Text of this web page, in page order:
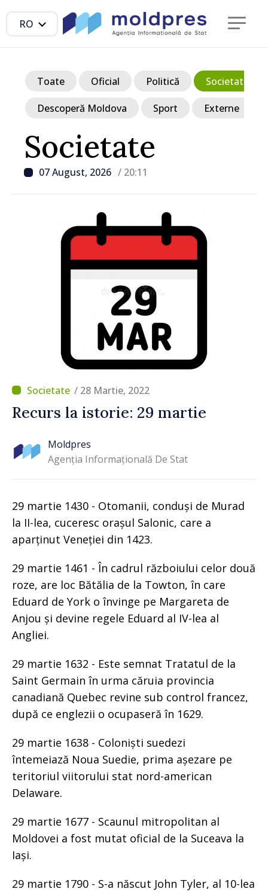
RO
Societate
07 August, 2026 / 20:11
Toate Oficial Politică Societate
Descoperă Moldova Sport Externe
/ 28 Martie, 2022
Recurs la istorie: 29 martie
Moldpres
Agenția Informațională De Stat
29 martie 1430 - Otomanii, conduși de Murad
la II-lea, cuceresc orașul Salonic, care a
aparținut Veneției din 1423.
29 martie 1461 - În cadrul războiului celor două
roze, are loc Bătălia de la Towton, în care
Eduard de York o învinge pe Margareta de
Anjou și devine regele Eduard al IV-lea al
Angliei.
29 martie 1632 - Este semnat Tratatul de la
Saint Germain în urma căruia provincia
canadiană Quebec revine sub control francez,
după ce englezii o ocupaseră în 1629.
29 martie 1638 - Coloniști suedezi
întemeiază Noua Suedie, prima așezare pe
teritoriul viitorului stat nord-american
Delaware.
29 martie 1677 - Scaunul mitropolitan al
Moldovei a fost mutat oficial de la Suceava la
Iași.
29 martie 1790 - S-a născut John Tyler, al 10-lea